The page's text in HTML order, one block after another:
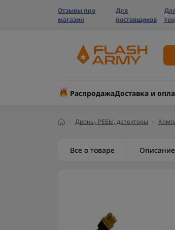
Отзывы про
магазин
Для
поставщиков
РаспродажаДоставка и
Дроны, РЕБЫ, детекторы
Все о товаре Описание